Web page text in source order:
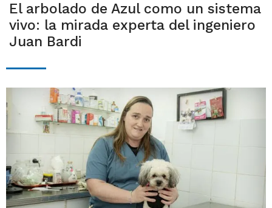
El arbolado de Azul como un sistema
vivo: la mirada experta del ingeniero
Juan Bardi